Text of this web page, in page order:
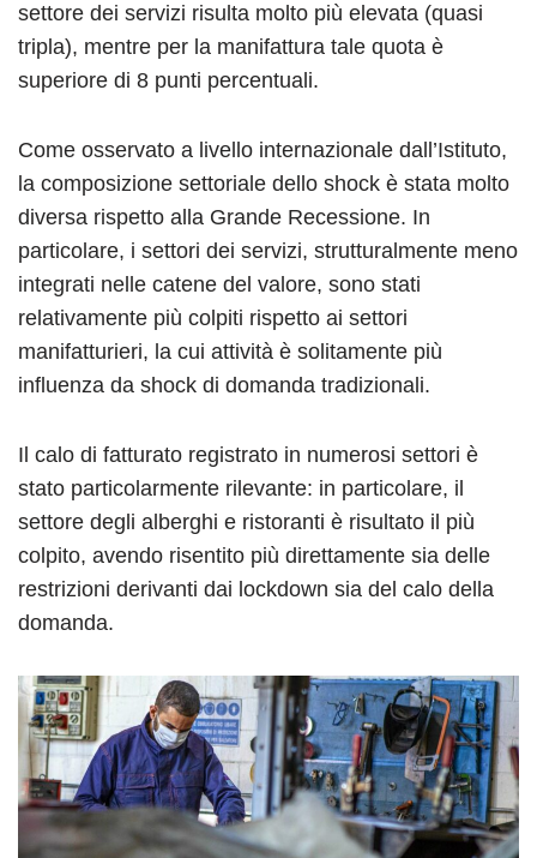
settore dei servizi risulta molto più elevata (quasi
tripla), mentre per la manifattura tale quota è
superiore di 8 punti percentuali.
Come osservato a livello internazionale dall’Istituto,
la composizione settoriale dello shock è stata molto
diversa rispetto alla Grande Recessione. In
particolare, i settori dei servizi, strutturalmente meno
integrati nelle catene del valore, sono stati
relativamente più colpiti rispetto ai settori
manifatturieri, la cui attività è solitamente più
influenza da shock di domanda tradizionali.
Il calo di fatturato registrato in numerosi settori è
stato particolarmente rilevante: in particolare, il
settore degli alberghi e ristoranti è risultato il più
colpito, avendo risentito più direttamente sia delle
restrizioni derivanti dai lockdown sia del calo della
domanda.